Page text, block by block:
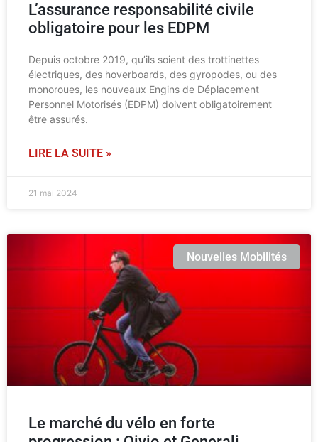
L’assurance responsabilité civile
obligatoire pour les EDPM
Depuis octobre 2019, qu’ils soient des trottinettes
électriques, des hoverboards, des gyropodes, ou des
monoroues, les nouveaux Engins de Déplacement
Personnel Motorisés (EDPM) doivent obligatoirement
être assurés.
LIRE LA SUITE »
21 mai 2024
Nouvelles Mobilités
Le marché du vélo en forte